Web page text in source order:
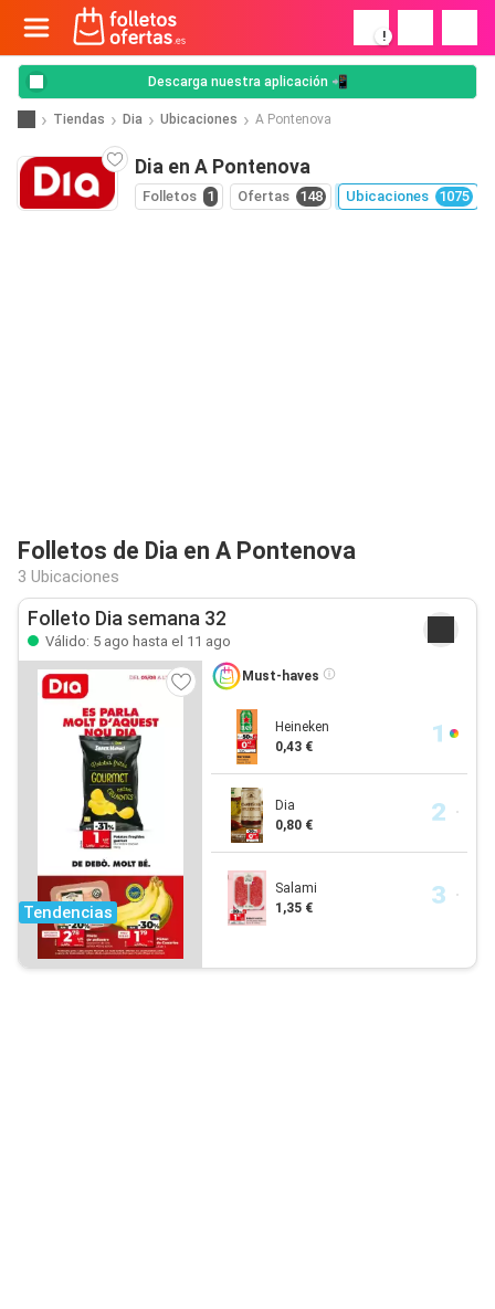
!
Descarga nuestra aplicación 📲
Tiendas Dia Ubicaciones A Pontenova
Dia en A Pontenova
Folletos 1 Ofertas 148 Ubicaciones 1075
Folletos de Dia en A Pontenova
3 Ubicaciones
Folleto Dia semana 32
Válido: 5 ago hasta el 11 ago
Tendencias
Must-haves
Heineken
0,43 €
Dia
0,80 €
Salami
1,35 €